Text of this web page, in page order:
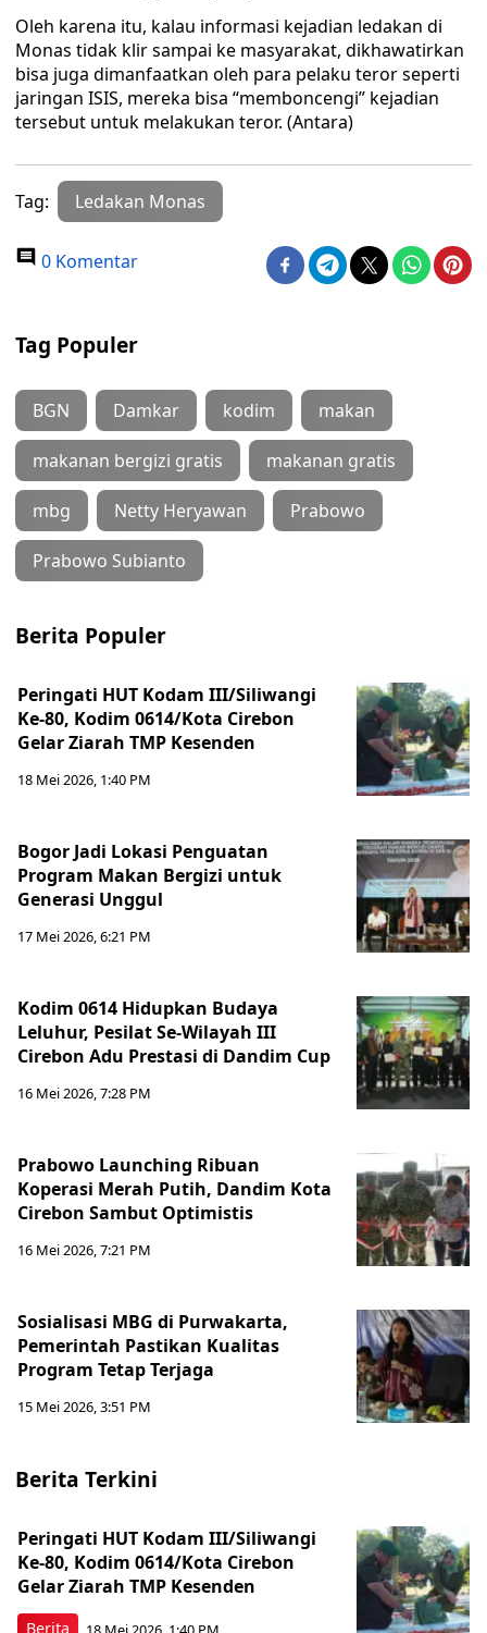
Oleh karena itu, kalau informasi kejadian ledakan di
Monas tidak klir sampai ke masyarakat, dikhawatirkan
bisa juga dimanfaatkan oleh para pelaku teror seperti
jaringan ISIS, mereka bisa “memboncengi” kejadian
tersebut untuk melakukan teror. (Antara)
Tag: Ledakan Monas
0 Komentar
Tag Populer
BGN Damkar kodim makan
makanan bergizi gratis makanan gratis
mbg Netty Heryawan Prabowo
Prabowo Subianto
Berita Populer
Peringati HUT Kodam III/Siliwangi
Ke-80, Kodim 0614/Kota Cirebon
Gelar Ziarah TMP Kesenden
18 Mei 2026, 1:40 PM
Bogor Jadi Lokasi Penguatan
Program Makan Bergizi untuk
Generasi Unggul
17 Mei 2026, 6:21 PM
Kodim 0614 Hidupkan Budaya
Leluhur, Pesilat Se-Wilayah III
Cirebon Adu Prestasi di Dandim Cup
16 Mei 2026, 7:28 PM
Prabowo Launching Ribuan
Koperasi Merah Putih, Dandim Kota
Cirebon Sambut Optimistis
16 Mei 2026, 7:21 PM
Sosialisasi MBG di Purwakarta,
Pemerintah Pastikan Kualitas
Program Tetap Terjaga
15 Mei 2026, 3:51 PM
Berita Terkini
Berita
Peringati HUT Kodam III/Siliwangi
Ke-80, Kodim 0614/Kota Cirebon
Gelar Ziarah TMP Kesenden